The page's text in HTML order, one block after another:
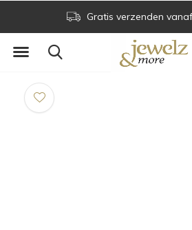
Gratis verzenden